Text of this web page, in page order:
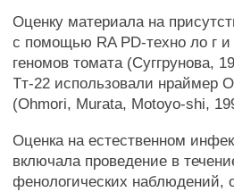
Оценку материала на
с помощью RA PD-техно ло г
геномов томата (Суггрунова,
Тт-22 использовали нраймер
(Ohmori, Murata, Motoyo-shi,
Оценка на естественном
включала проведение в
фенологических наблюдений,